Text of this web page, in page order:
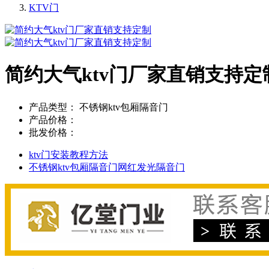
KTV门
简约大气ktv门厂家直销支持定
产品类型：
不锈钢ktv包厢隔音门
产品价格：
批发价格：
ktv门安装教程方法
不锈钢ktv包厢隔音门网红发光隔音门